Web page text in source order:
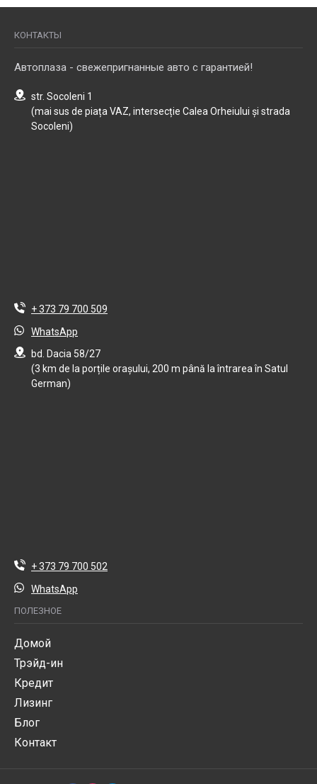
КОНТАКТЫ
Автоплаза - свежепригнанные авто с гарантией!
str. Socoleni 1
(mai sus de piața VAZ, intersecție Calea Orheiului și strada
Socoleni)
+ 373 79 700 509
WhatsApp
bd. Dacia 58/27
(3 km de la porțile orașului, 200 m până la întrarea în Satul
German)
+ 373 79 700 502
WhatsApp
ПОЛЕЗНОЕ
Домой
Трэйд-ин
Кредит
Лизинг
Блог
Контакт